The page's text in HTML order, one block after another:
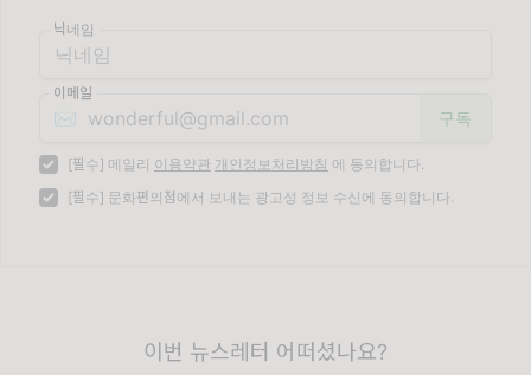
닉네임
이메일
✉️
[필수] 메일리 이용약관 개인정보처리방침 에 동의합니다.
[필수] 문화편의점에서 보내는 광고성 정보 수신에 동의합니다.
이번 뉴스레터 어떠셨나요?